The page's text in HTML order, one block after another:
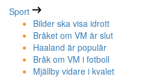
Sport
Bilder ska visa idrott
Bråket om VM är slut
Haaland är populär
Bråk om VM i fotboll
Mjällby vidare i kvalet